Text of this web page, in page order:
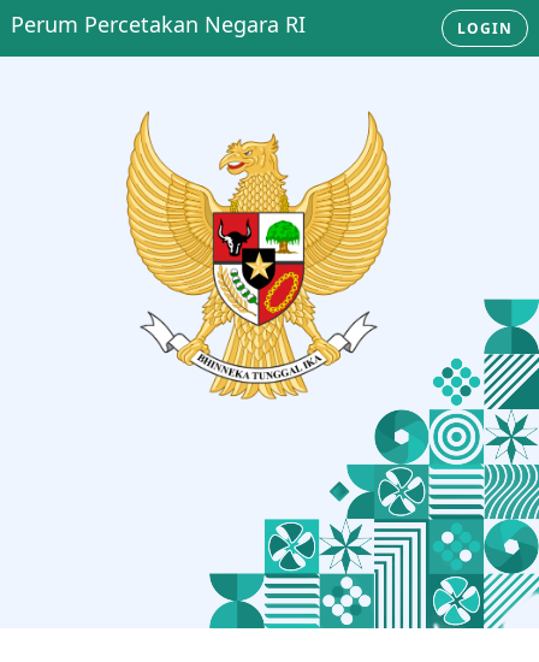
Perum Percetakan Negara RI LOGIN